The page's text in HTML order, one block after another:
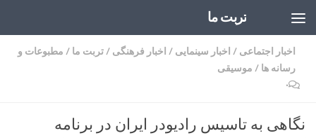
تربت ما
اخبار اجتماعی / اخبار سینمایی / اخبار فرهنگی /تربت ما / مطبوعات و
رسانه ها / موسیقی
۰
نگاهی به تاسیس رادیودر ایران در برنامه